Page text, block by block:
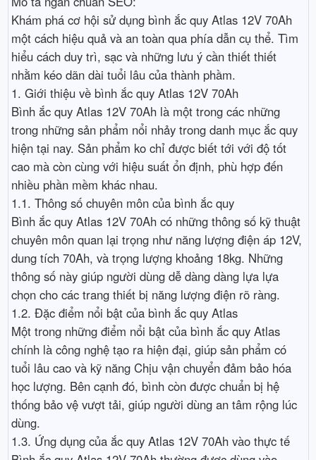
Khám phá cơ hội sử dụng bình ắc quy Atlas 12V 70Ah
một cách hiệu quả và an toàn qua phía dẫn cụ thể. Tìm
hiểu cách duy trì, sạc và những lưu ý cần thiết thiết
nhằm kéo dãn dài tuổi lâu của thành phầm.
1. Giới thiệu về bình ắc quy Atlas 12V 70Ah
Bình ắc quy Atlas 12V 70Ah là một trong các những
trong những sản phẩm nổi nhảy trong danh mục ắc quy
hiện tại nay. Sản phẩm ko chỉ được biết tới với độ tốt
cao mà còn cùng với hiệu suất ổn định, phù hợp đến
nhiều phần mềm khác nhau.
1.1. Thông số chuyên môn của bình ắc quy
Bình ắc quy Atlas 12V 70Ah có những thông số kỹ thuật
chuyên môn quan lại trọng như năng lượng điện áp 12V,
dung tích 70Ah, và trọng lượng khoảng 18kg. Những
thông số này giúp người dùng dễ dàng dàng lựa lựa
chọn cho các trang thiết bị năng lượng điện rõ ràng.
1.2. Đặc điểm nổi bật của bình ắc quy Atlas
Một trong những điểm nổi bật của bình ắc quy Atlas
chính là công nghệ tạo ra hiện đại, giúp sản phẩm có
tuổi lâu cao và kỹ năng Chịu vận chuyển đảm bảo hóa
học lượng. Bên cạnh đó, bình còn được chuẩn bị hệ
thống bảo vệ vượt tải, giúp người dùng an tâm rộng lúc
dùng.
1.3. Ứng dụng của ắc quy Atlas 12V 70Ah vào thực tế